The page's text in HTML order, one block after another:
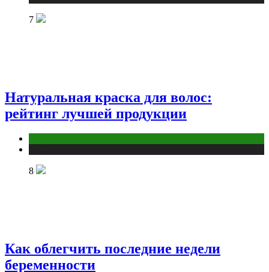
7
Натуральная краска для волос:
рейтинг лучшей продукции
8
Как облегчить последние недели
беременности